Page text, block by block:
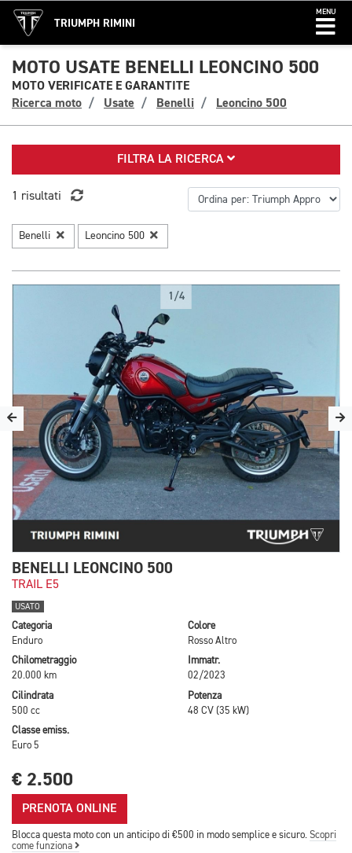
TRIUMPH RIMINI
MENU
MOTO USATE BENELLI LEONCINO 500
MOTO VERIFICATE E GARANTITE
Ricerca moto
Usate Benelli Leoncino 500
FILTRA LA RICERCA
1 risultati
Benelli Leoncino 500
1/4
BENELLI LEONCINO 500
TRAIL E5
USATO
Categoria
Enduro
Colore
Rosso Altro
Chilometraggio
20.000 km
Immatr.
02/2023
Cilindrata
500 cc
Potenza
48 CV (35 kW)
Classe emiss.
Euro 5
€ 2.500
PRENOTA ONLINE
Blocca questa moto con un anticipo di €500 in modo semplice e sicuro. Scopri
come funziona